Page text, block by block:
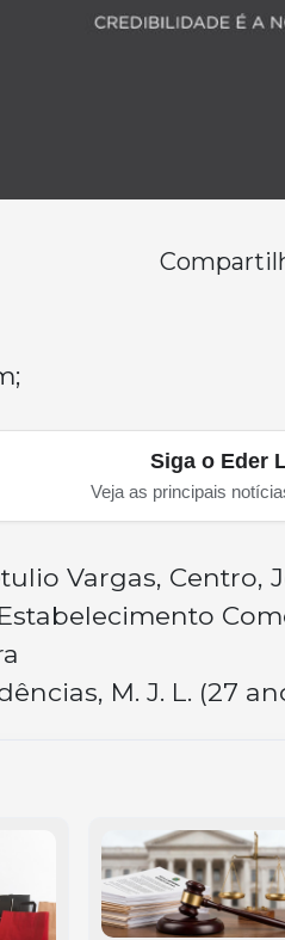
Siga o Eder
Veja as principais
Vargas, Centro,
M. J. L. (27